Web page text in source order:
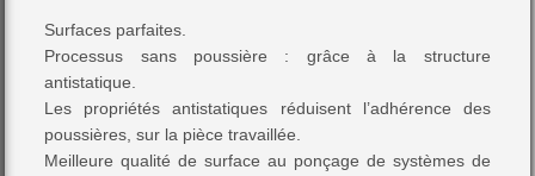
Surfaces parfaites.
Processus sans poussière : grâce à la structure
antistatique.
Les propriétés antistatiques réduisent l’adhérence des
poussières, sur la pièce travaillée.
Meilleure qualité de surface au ponçage de systèmes de